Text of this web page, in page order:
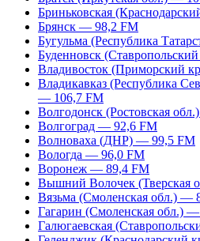
Бриньковская
Брянск — 98,2 FM
Бугульма (Республика
Буденновск
Владивосток (Приморский
Владикавказ (Республика
— 106,7 FM
Волгодонск (Ростовская
Волгоград — 92,6 FM
Волноваха (ДНР) — 99,5 FM
Вологда — 96,0 FM
Воронеж — 89,4 FM
Вышний Волочек (Тверская
Вязьма (Смоленская обл.) —
Гагарин (Смоленская обл.)
Галюгаевская